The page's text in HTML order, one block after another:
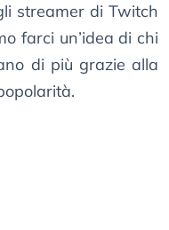
streamer di Twitch
farci un’idea di chi
di più grazie alla